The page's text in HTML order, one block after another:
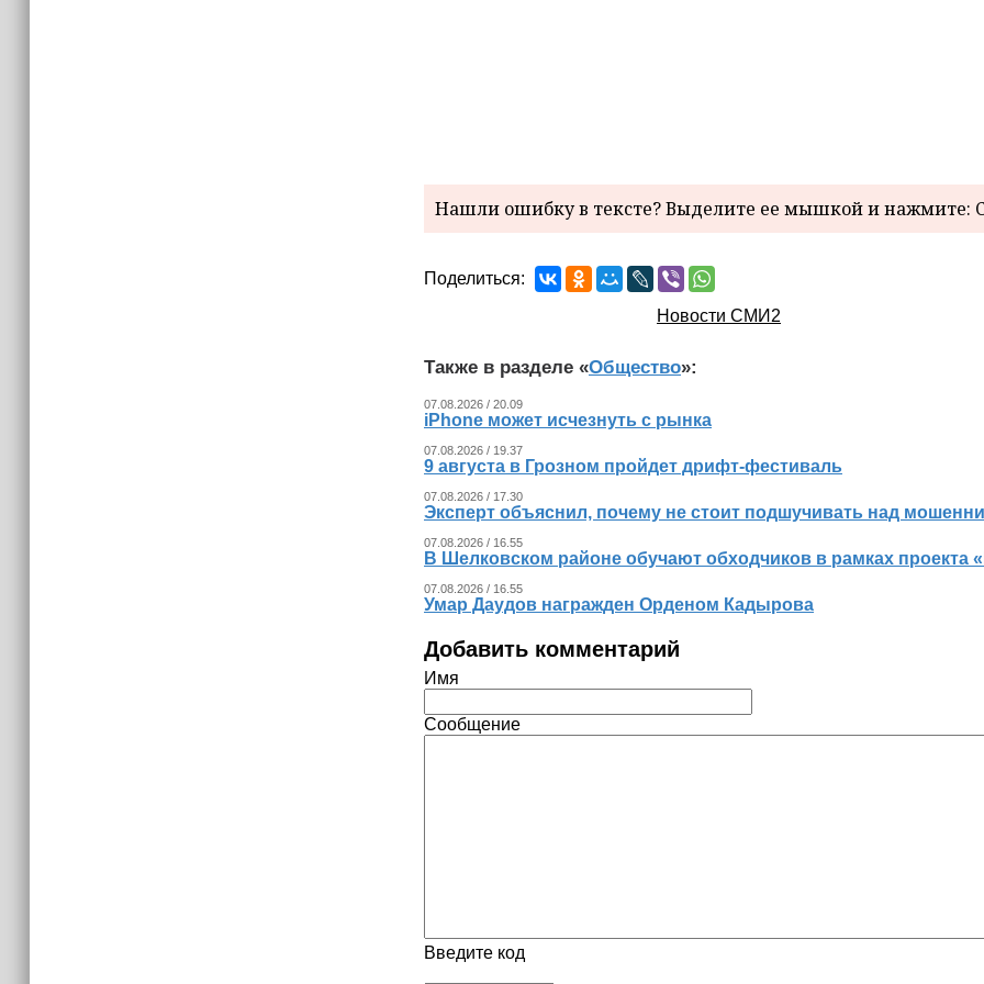
Нашли ошибку в тексте? Выделите ее мышкой и нажмите:
Поделиться:
Новости СМИ2
Также в разделе «Общество»:
07.08.2026 / 20.09
iPhone может исчезнуть с рынка
07.08.2026 / 19.37
9 августа в Грозном пройдет дрифт-фестиваль
07.08.2026 / 17.30
Эксперт объяснил, почему не стоит подшучивать над
07.08.2026 / 16.55
В Шелковском районе обучают обходчиков в рамках
07.08.2026 / 16.55
Умар Даудов награжден Орденом Кадырова
Добавить комментарий
Имя
Сообщение
Введите код